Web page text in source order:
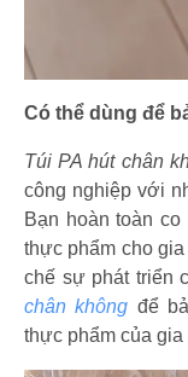
Có thể dùng để
Túi PA hút chân
công nghiệp với
Bạn hoàn toàn
thực phẩm cho
chế sự phát triển
chân không để
thực phẩm của